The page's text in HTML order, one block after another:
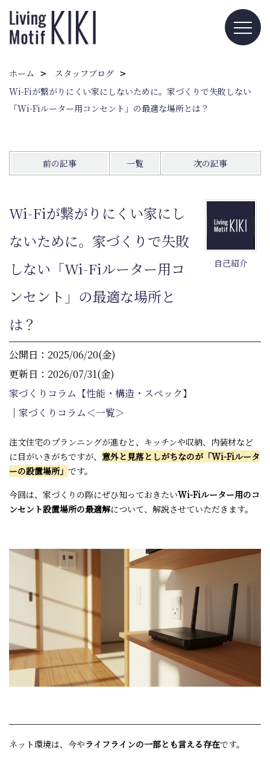
ホーム
スタッフブログ
Wi-Fiが繋がりにくい家にしないために。家づくりで失敗しない
「Wi-Fiルーター用コンセント」の最適な場所とは？
前の記事 一覧 次の記事
自己紹介
Wi-Fiが繋がりにくい家にし
ないために。家づくりで失敗
しない「Wi-Fiルーター用コ
ンセント」の最適な場所と
は？
公開日：2025/06/20(金)
更新日：2026/07/31(金)
家づくりコラム【性能・構造・スペック】
｜ 家づくりコラム＜一覧＞
注文住宅のプランニングが進むと、キッチンや収納、内装材など
に目がいきがちですが、 意外と見落としがちなのが「Wi-Fiルータ
ーの設置場所」 です。
今回は、家づくりの際にぜひ知っておきたいWi-Fiルーター用のコ
ンセント設置場所の最適解について、解説させていただきます。
ネット環境は、今やライフラインの一部とも言える存在です。